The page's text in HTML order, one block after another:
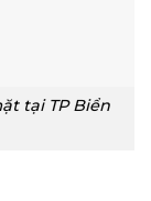
tại TP Biển